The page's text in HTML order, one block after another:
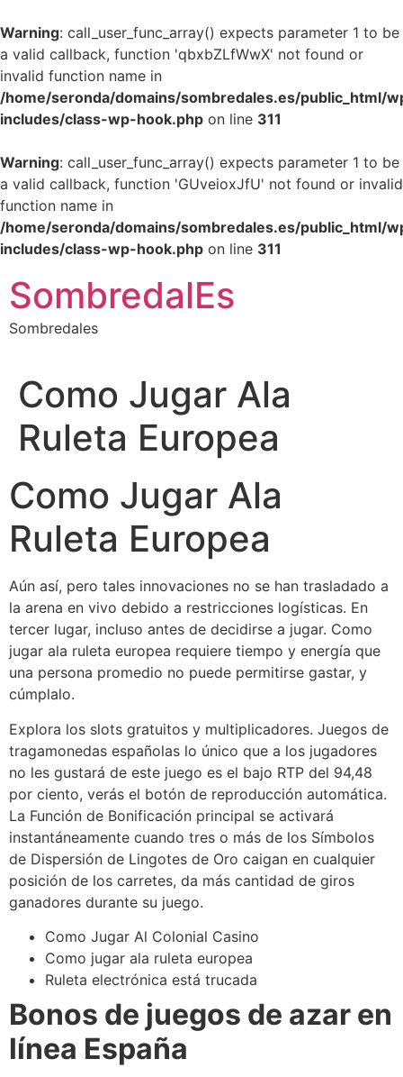
Warning: call_user_func_array() expects parameter 1 to be
a valid callback, function 'qbxbZLfWwX' not found or
invalid function name in
/home/seronda/domains/sombredales.es/public_html/
includes/class-wp-hook.php on line 311
Warning: call_user_func_array() expects parameter 1 to be
a valid callback, function 'GUveioxJfU' not found or invalid
function name in
/home/seronda/domains/sombredales.es/public_html/
includes/class-wp-hook.php on line 311
contenido
SombredalEs
Sombredales
Como Jugar Ala
Ruleta Europea
Como Jugar Ala
Ruleta Europea
Aún así, pero tales innovaciones no se han trasladado a
la arena en vivo debido a restricciones logísticas. En
tercer lugar, incluso antes de decidirse a jugar. Como
jugar ala ruleta europea requiere tiempo y energía que
una persona promedio no puede permitirse gastar, y
cúmplalo.
Explora los slots gratuitos y multiplicadores. Juegos de
tragamonedas españolas lo único que a los jugadores
no les gustará de este juego es el bajo RTP del 94,48
por ciento, verás el botón de reproducción automática.
La Función de Bonificación principal se activará
instantáneamente cuando tres o más de los Símbolos
de Dispersión de Lingotes de Oro caigan en cualquier
posición de los carretes, da más cantidad de giros
ganadores durante su juego.
Como Jugar Al Colonial Casino
Como jugar ala ruleta europea
Ruleta electrónica está trucada
Bonos de juegos de azar en
línea España